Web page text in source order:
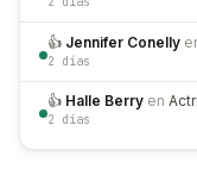
👍 Jennifer Conelly
2 días
👍 Halle Berry en
2 días